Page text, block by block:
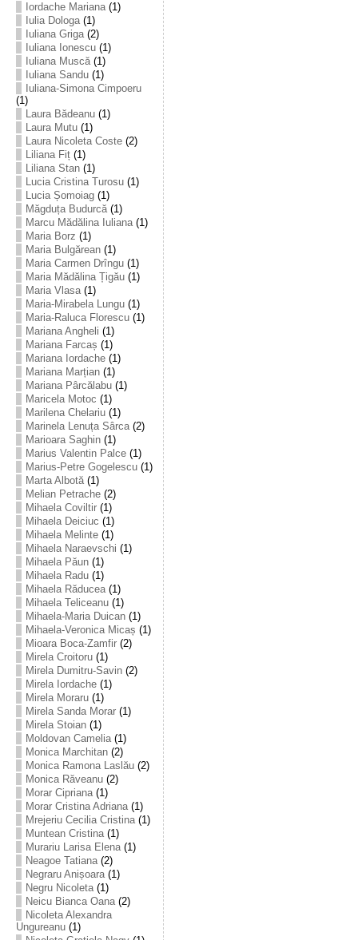
Iordache Mariana(1)
Iulia Dologa(1)
Iuliana Griga(2)
Iuliana Ionescu(1)
Iuliana Muscă(1)
Iuliana Sandu(1)
Iuliana-Simona Cimpoeru
(1)
Laura Bădeanu(1)
Laura Mutu(1)
Laura Nicoleta Coste(2)
Liliana Fiț(1)
Liliana Stan(1)
Lucia Cristina Turosu(1)
Lucia Șomoiag(1)
Măgduța Budurcă(1)
Marcu Mădălina Iuliana(1)
Maria Borz (1)
Maria Bulgărean(1)
Maria Carmen Drîngu(1)
Maria Mădălina Țigău(1)
Maria Vlasa(1)
Maria-Mirabela Lungu(1)
Maria-Raluca Florescu(1)
Mariana Angheli (1)
Mariana Farcaș (1)
Mariana Iordache(1)
Mariana Marțian(1)
Mariana Pârcălabu(1)
Maricela Motoc (1)
Marilena Chelariu(1)
Marinela Lenuța Sârca(2)
Marioara Saghin(1)
Marius Valentin Palce(1)
Marius-Petre Gogelescu(1)
Marta Albotă(1)
Melian Petrache(2)
Mihaela Coviltir(1)
Mihaela Deiciuc (1)
Mihaela Melinte(1)
Mihaela Naraevschi (1)
Mihaela Păun(1)
Mihaela Radu(1)
Mihaela Răducea(1)
Mihaela Teliceanu(1)
Mihaela-Maria Duican(1)
Mihaela-Veronica Micaș (1)
Mioara Boca-Zamfir(2)
Mirela Croitoru(1)
Mirela Dumitru-Savin(2)
Mirela Iordache(1)
Mirela Moraru(1)
Mirela Sanda Morar(1)
Mirela Stoian(1)
Moldovan Camelia(1)
Monica Marchitan(2)
Monica Ramona Laslău(2)
Monica Răveanu(2)
Morar Cipriana(1)
Morar Cristina Adriana(1)
Mrejeriu Cecilia Cristina(1)
Muntean Cristina(1)
Murariu Larisa Elena(1)
Neagoe Tatiana(2)
Negraru Anișoara(1)
Negru Nicoleta(1)
Neicu Bianca Oana(2)
Nicoleta Alexandra
Ungureanu(1)